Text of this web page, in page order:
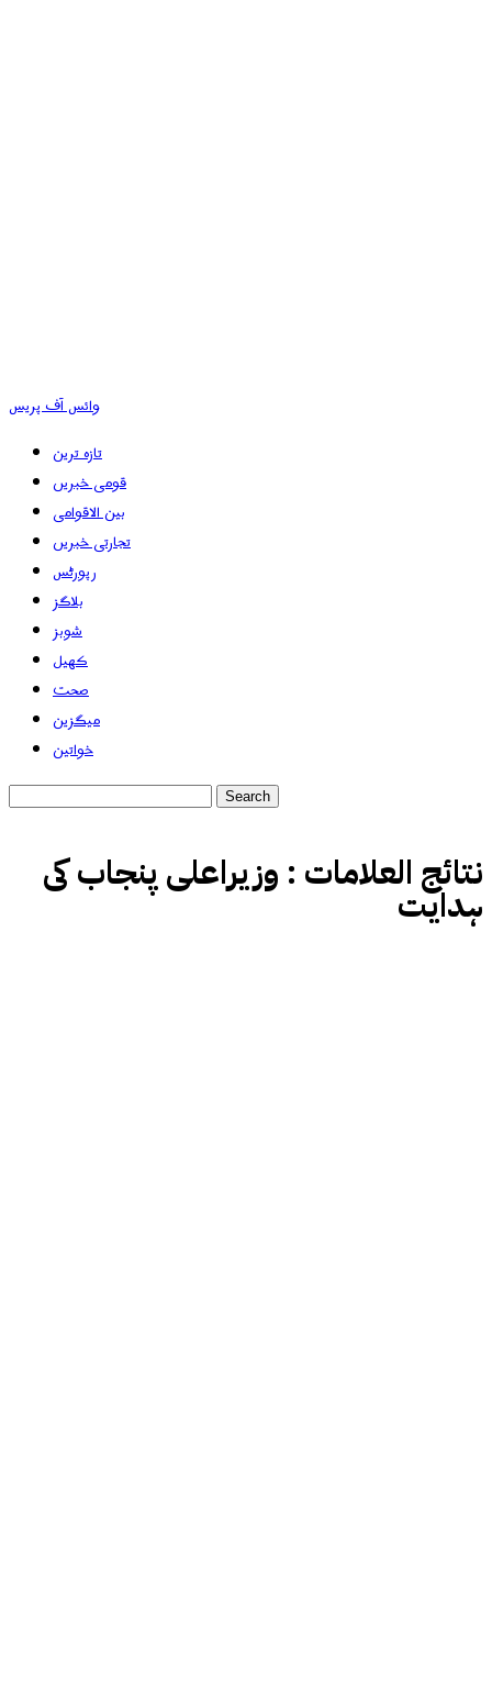
وائس آف پریس
تازہ ترین
قومی خبریں
بین الاقوامی
تجارتی خبریں
رپورٹس
بلاگز
شوبز
کھیل
صحت
میگزین
خواتین
نتائج العلامات : وزیراعلی پنجاب کی
ہدایت